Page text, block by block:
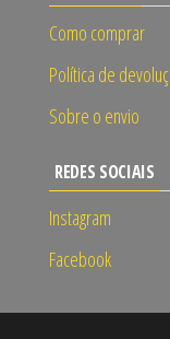
Como comprar
Política de
Sobre o envio
REDES SOCIAIS
Instagram
Facebook